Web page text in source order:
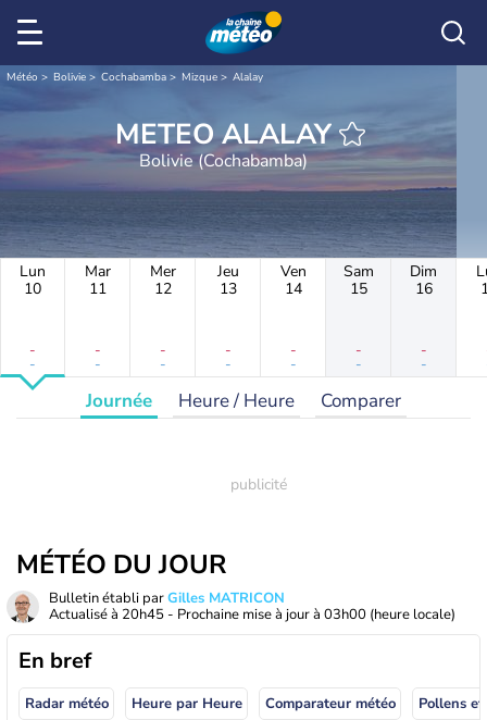
Météo Bolivie Cochabamba Mizque Alalay
METEO ALALAY
Bolivie (Cochabamba)
Lun
10
-
-
Mar
11
-
-
Mer
12
-
-
Jeu
13
-
-
Ven
14
-
-
Sam
15
-
-
Dim
16
-
-
Journée Heure / Heure Comparer
MÉTÉO DU JOUR
Bulletin établi parGilles MATRICON
Actualisé à 20h45 - Prochaine mise à jour à 03h00 (heure locale)
En bref
Radar météo Heure par Heure Comparateur météo Pollens